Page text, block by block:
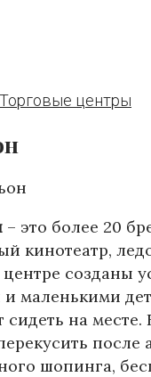
Торговые центры
– это более 20
кинотеатр,
созданы
маленькими
сидеть на месте.
после
шопинга,